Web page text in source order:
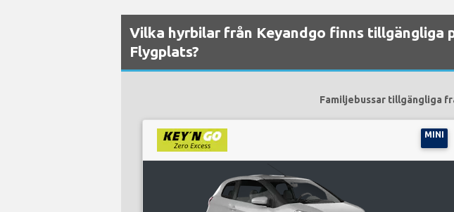
Vilka hyrbilar från Keyandgo finns tillgängliga
Flygplats?
Familjebussar tillgängliga
MINI